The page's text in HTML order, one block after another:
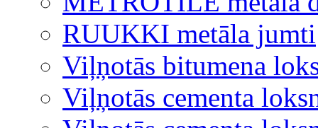
RUUKKI metāla jumti
Viļņotās bitumena
Viļņotās cementa